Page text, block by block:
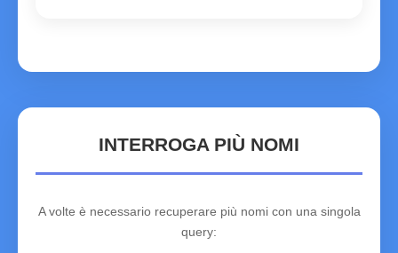
INTERROGA PIÙ NOMI
A volte è necessario recuperare più nomi con una singola
query: